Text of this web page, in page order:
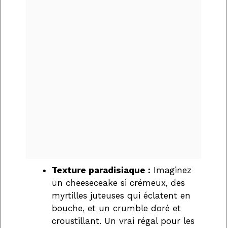
Texture paradisiaque : Imaginez
un cheeseceake si crémeux, des
myrtilles juteuses qui éclatent en
bouche, et un crumble doré et
croustillant. Un vrai régal pour les